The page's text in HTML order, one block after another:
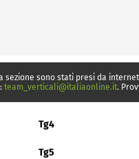
sezione sono stati presi da
team_verticali@italiaonline.it.
Tg4
Tg5